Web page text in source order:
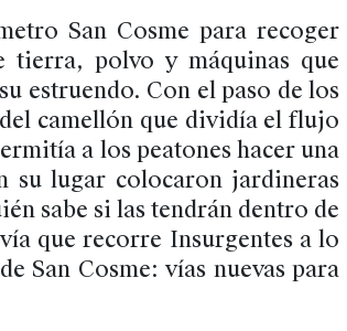
San Cosme para recoger
tierra, polvo y máquinas que
estruendo. Con el paso de los
camellón que dividía el flujo
a los peatones hacer una
su lugar colocaron jardineras
sabe si las tendrán dentro de
que recorre Insurgentes a lo
San Cosme: vías nuevas para